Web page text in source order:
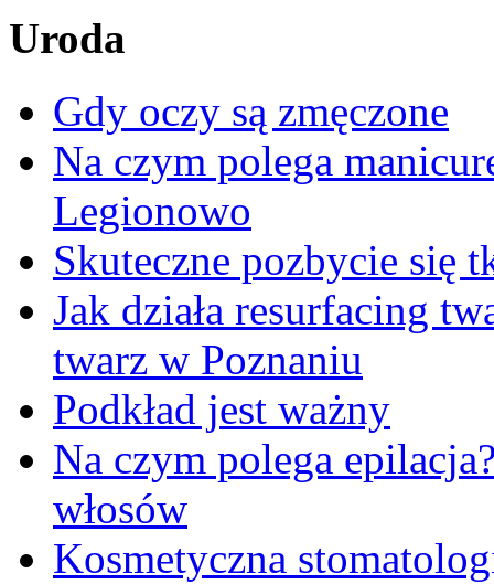
Uroda
Gdy oczy są zmęczone
Na czym polega
Legionowo
Skuteczne pozbycie się
Jak działa resurfacing
twarz w Poznaniu
Podkład jest ważny
Na czym polega
włosów
Kosmetyczna